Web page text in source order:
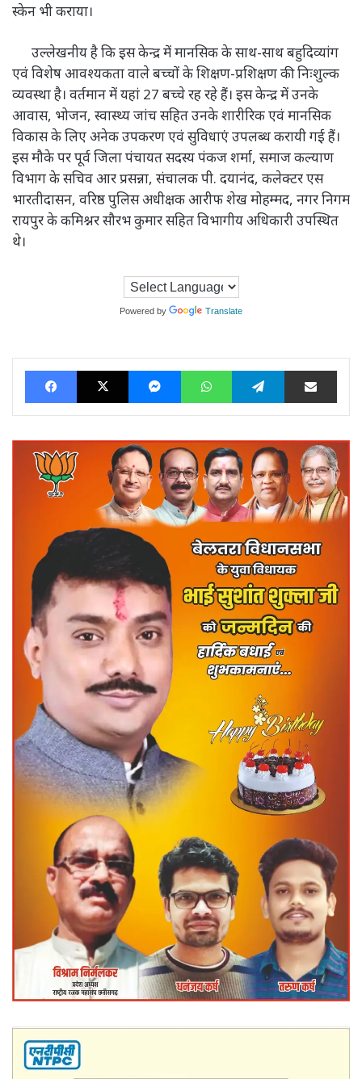
स्केन भी कराया।
उल्लेखनीय है कि इस केन्द्र में मानसिक के साथ-साथ बहुदिव्यांग
एवं विशेष आवश्यकता वाले बच्चों के शिक्षण-प्रशिक्षण की निःशुल्क
व्यवस्था है। वर्तमान में यहां 27 बच्चे रह रहे हैं। इस केन्द्र में उनके
आवास, भोजन, स्वास्थ्य जांच सहित उनके शारीरिक एवं मानसिक
विकास के लिए अनेक उपकरण एवं सुविधाएं उपलब्ध करायी गई हैं।
इस मौके पर पूर्व जिला पंचायत सदस्य पंकज शर्मा, समाज कल्याण
विभाग के सचिव आर प्रसन्ना, संचालक पी. दयानंद, कलेक्टर एस
भारतीदासन, वरिष्ठ पुलिस अधीक्षक आरीफ शेख मोहम्मद, नगर निगम
रायपुर के कमिश्नर सौरभ कुमार सहित विभागीय अधिकारी उपस्थित
थे।
Powered by Translate
FacebookX MessengerWhatsAppTelegram Share via